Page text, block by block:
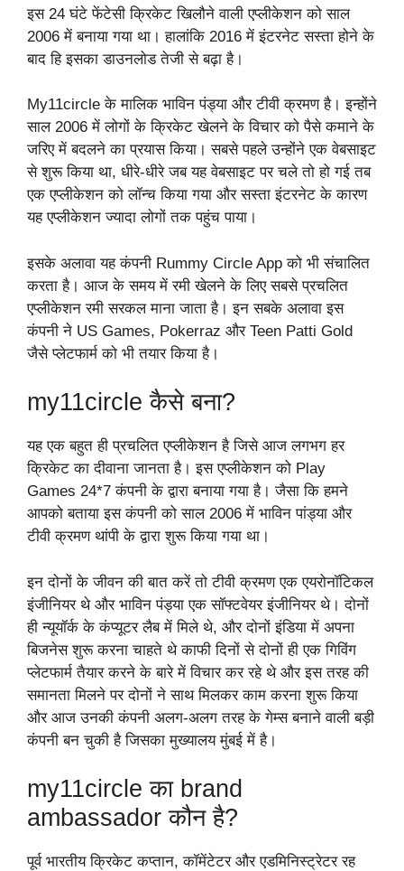
इस 24 घंटे फेंटेसी क्रिकेट खिलौने वाली एप्लीकेशन को साल
2006 में बनाया गया था। हालांकि 2016 में इंटरनेट सस्ता होने के
बाद हि इसका डाउनलोड तेजी से बढ़ा है।
My11circle के मालिक भाविन पंड्या और टीवी क्रमण है। इन्होंने
साल 2006 में लोगों के क्रिकेट खेलने के विचार को पैसे कमाने के
जरिए में बदलने का प्रयास किया। सबसे पहले उन्होंने एक वेबसाइट
से शुरू किया था, धीरे-धीरे जब यह वेबसाइट पर चले तो हो गई तब
एक एप्लीकेशन को लॉन्च किया गया और सस्ता इंटरनेट के कारण
यह एप्लीकेशन ज्यादा लोगों तक पहुंच पाया।
इसके अलावा यह कंपनी Rummy Circle App को भी संचालित
करता है। आज के समय में रमी खेलने के लिए सबसे प्रचलित
एप्लीकेशन रमी सरकल माना जाता है। इन सबके अलावा इस
कंपनी ने US Games, Pokerraz और Teen Patti Gold
जैसे प्लेटफार्म को भी तयार किया है।
my11circle कैसे बना?
यह एक बहुत ही प्रचलित एप्लीकेशन है जिसे आज लगभग हर
क्रिकेट का दीवाना जानता है। इस एप्लीकेशन को Play
Games 24*7 कंपनी के द्वारा बनाया गया है। जैसा कि हमने
आपको बताया इस कंपनी को साल 2006 में भाविन पांड्या और
टीवी क्रमण थांपी के द्वारा शुरू किया गया था।
इन दोनों के जीवन की बात करें तो टीवी क्रमण एक एयरोनॉटिकल
इंजीनियर थे और भाविन पंड्या एक सॉफ्टवेयर इंजीनियर थे। दोनों
ही न्यूयॉर्क के कंप्यूटर लैब में मिले थे, और दोनों इंडिया में अपना
बिजनेस शुरू करना चाहते थे काफी दिनों से दोनों ही एक गिविंग
प्लेटफार्म तैयार करने के बारे में विचार कर रहे थे और इस तरह की
समानता मिलने पर दोनों ने साथ मिलकर काम करना शुरू किया
और आज उनकी कंपनी अलग-अलग तरह के गेम्स बनाने वाली बड़ी
कंपनी बन चुकी है जिसका मुख्यालय मुंबई में है।
my11circle का brand
ambassador कौन है?
पूर्व भारतीय क्रिकेट कप्तान, कॉमेंटेटर और एडमिनिस्ट्रेटर रह